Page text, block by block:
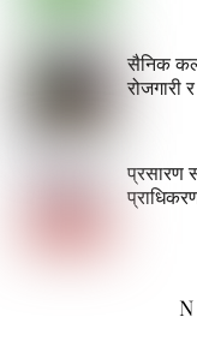
सैनिक
रोजगारी
प्रसारण